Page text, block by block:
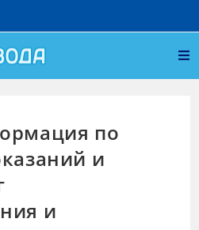
по
и
и